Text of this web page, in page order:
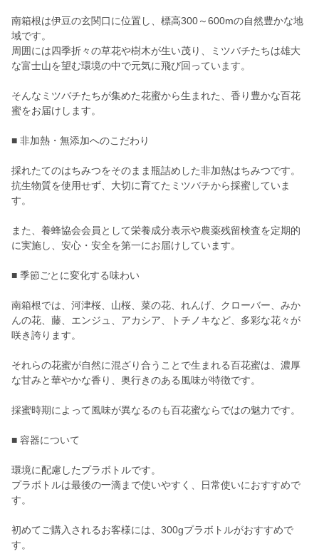
南箱根は伊豆の玄関口に位置し、標高300～600mの自然豊かな地
域です。
周囲には四季折々の草花や樹木が生い茂り、ミツバチたちは雄大
な富士山を望む環境の中で元気に飛び回っています。
そんなミツバチたちが集めた花蜜から生まれた、香り豊かな百花
蜜をお届けします。
■ 非加熱・無添加へのこだわり
採れたてのはちみつをそのまま瓶詰めした非加熱はちみつです。
抗生物質を使用せず、大切に育てたミツバチから採蜜していま
す。
また、養蜂協会会員として栄養成分表示や農薬残留検査を定期的
に実施し、安心・安全を第一にお届けしています。
■ 季節ごとに変化する味わい
南箱根では、河津桜、山桜、菜の花、れんげ、クローバー、みか
んの花、藤、エンジュ、アカシア、トチノキなど、多彩な花々が
咲き誇ります。
それらの花蜜が自然に混ざり合うことで生まれる百花蜜は、濃厚
な甘みと華やかな香り、奥行きのある風味が特徴です。
採蜜時期によって風味が異なるのも百花蜜ならではの魅力です。
■ 容器について
環境に配慮したプラボトルです。
プラボトルは最後の一滴まで使いやすく、日常使いにおすすめで
す。
初めてご購入されるお客様には、300gプラボトルがおすすめで
す。